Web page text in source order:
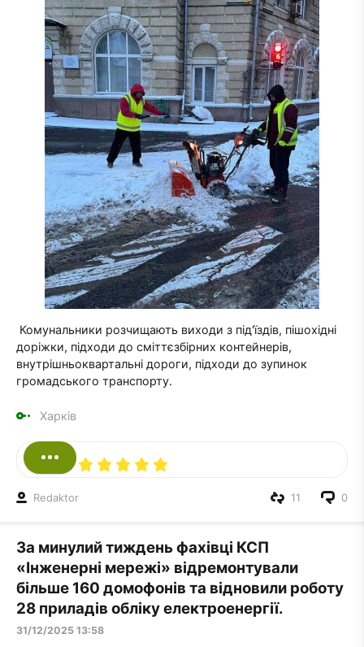
Комунальники розчищають виходи з під'їздів, пішохідні
доріжки, підходи до сміттєзбірних контейнерів,
внутрішньоквартальні дороги, підходи до зупинок
громадського транспорту.
Харків
Redaktor 0
11
За минулий тиждень фахівці КСП
«Інженерні мережі» відремонтували
більше 160 домофонів та відновили роботу
28 приладів обліку електроенергії.
31/12/2025 13:58